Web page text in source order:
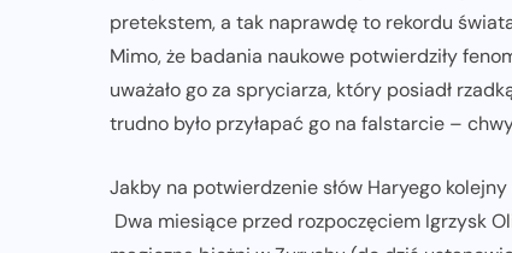
pretekstem, a tak naprawdę to rekordu
Mimo, że badania naukowe potwierdziły
uważało go za spryciarza, który posiadł
trudno było przyłapać go na falstarcie –
Jakby na potwierdzenie słów Haryego
Dwa miesiące przed rozpoczęciem Igrzysk
Czyli jak firma może wspierać
biegaczy w rozwijaniu swoich pasji?
07-07-2026